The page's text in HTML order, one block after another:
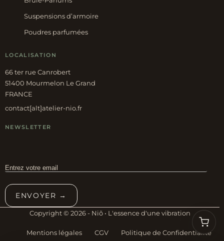
Suspensions d’armoire
Poudres parfumées
LOCALISATION
66 ter rue Canrobert
51400 Mourmelon Le Grand
FRANCE
contact[alt]atelier-nio.fr
NEWSLETTER
ENVOYER →
Copyright © 2026 - Niõ • L'essence d'une vibration
Mentions légales CGV Politique de Confidentialité